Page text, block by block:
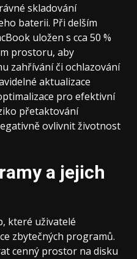
skladování
baterii. Při delším
uložen s cca 50 %
prostoru, aby
zahřívání či ochlazování
aktualizace
pro efektivní
přetaktování
ovlivnit životnost
a jejich
které uživatelé
zbytečných programů.
cenný prostor na disku